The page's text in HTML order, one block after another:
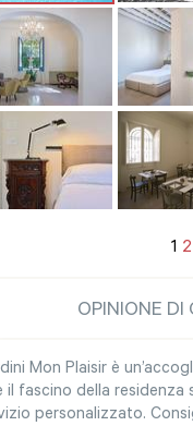
1 2
OPINIONE DI
Mon Plaisir è
il fascino della
personalizzato.